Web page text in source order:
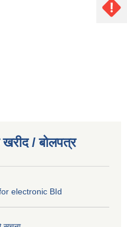
खरीद / बोलपत्र
electronic BId